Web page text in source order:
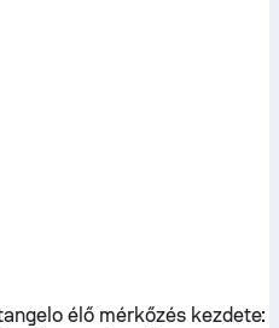
élő mérkőzés kezdete: